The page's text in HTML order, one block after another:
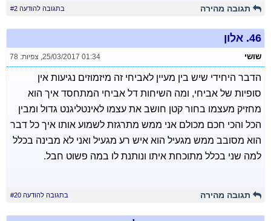
תגובה מהירה בתגובה להודעה #2
46. אלון
שושי 25/03/2017 01:34
, צפיות: 78
הדבר היחידי שיש בין מעיין לאביחי זה מיזמוזים נגיעות אין
סופיות של אביחי, ומה השיחות דל אביחי המתחסד איך הוא
מחזיק מעצמו בחור קטן חושב את עצמו לאינטליגנט גדול ומבין
הכל והכי חכם מכולם אני ממש מתרגזת לשמוע אותו איך כל דבר
הוא מסובב ממש מגעיל הוא איש רע מגעיל ואני לא מבינה בכלל
למה שני בכלל מתוכחת איתו ונותנת לו במה פשוט חבל.
תגובה מהירה בתגובה להודעה #20